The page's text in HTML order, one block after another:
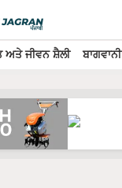
ਅਤੇ ਜੀਵਨ ਸ਼ੈਲੀ ਬਾਗਵਾਨੀ